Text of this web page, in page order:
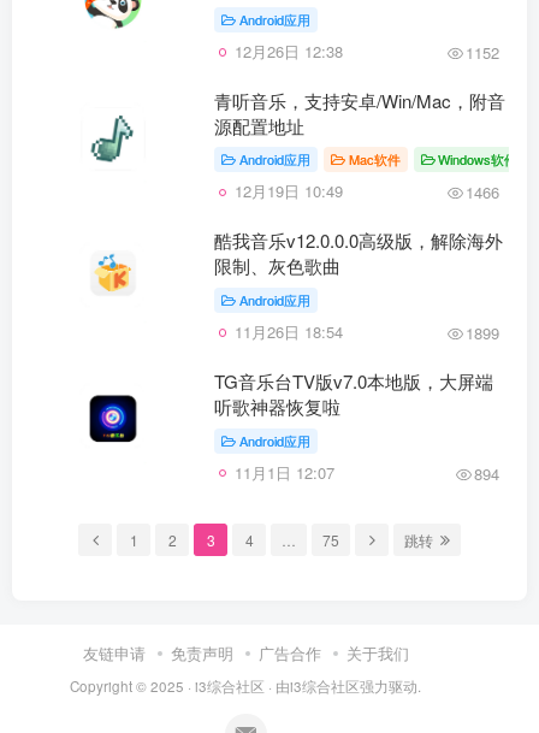
Android应用
12月26日 12:38 1152
青听音乐，支持安卓/Win/Mac，附音
源配置地址
Android应用 Mac软件 Windows软件
12月19日 10:49 1466
酷我音乐v12.0.0.0高级版，解除海外
限制、灰色歌曲
Android应用
11月26日 18:54 1899
TG音乐台TV版v7.0本地版，大屏端
听歌神器恢复啦
Android应用
11月1日 12:07 894
1 2 3 4 75 跳转
友链申请 免责声明 广告合作 关于我们
Copyright © 2025 · i3综合社区 · 由i3综合社区强力驱动.